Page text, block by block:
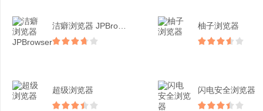
柚子浏览器
超级浏览器 闪电安全浏览器